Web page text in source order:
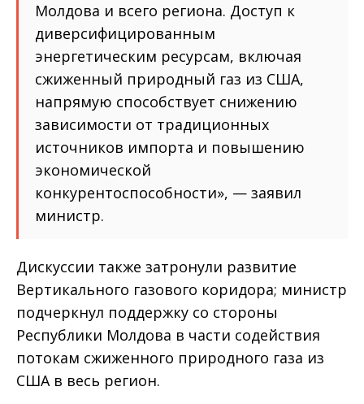
Молдова и всего региона. Доступ к
диверсифицированным
энергетическим ресурсам, включая
сжиженный природный газ из США,
напрямую способствует снижению
зависимости от традиционных
источников импорта и повышению
экономической
конкурентоспособности», — заявил
министр.
Дискуссии также затронули развитие
Вертикального газового коридора; министр
подчеркнул поддержку со стороны
Республики Молдова в части содействия
потокам сжиженного природного газа из
США в весь регион.